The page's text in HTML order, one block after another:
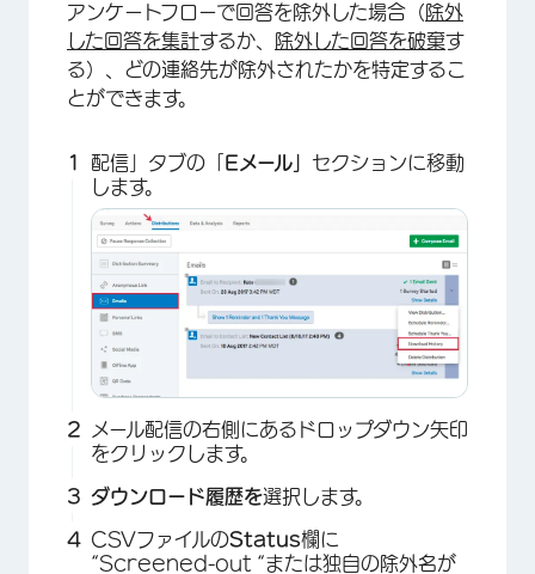
×
×
アンケートフローで回答を除外した場合（除外
した回答を集計するか、 除外した回答を破棄す
る）、どの連絡先が除外されたかを特定するこ
とができます。
配信」タブの「 Eメール」 セクションに移動
します。
メール配信の右側にあるドロップダウン矢印
をクリックします。
ダウンロード履歴を選択します。
CSVファイルのStatus欄に
“Screened-out “または独自の除外名が